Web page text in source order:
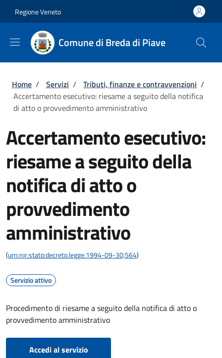
Regione Veneto
Comune di Breda di Piave
Briciole di pane
Home / Servizi / Tributi, finanze e contravvenzioni /
Accertamento esecutivo: riesame a seguito della notifica
di atto o provvedimento amministrativo
Accertamento esecutivo:
riesame a seguito della
notifica di atto o
provvedimento
amministrativo
(urn:nir:stato:decreto.legge:1994-09-30;564)
Servizio attivo
Procedimento di riesame a seguito della notifica di atto o
provvedimento amministrativo
Accedi al servizio